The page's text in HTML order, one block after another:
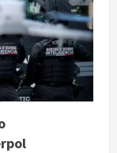
1 de América
en la
su primer
de
de